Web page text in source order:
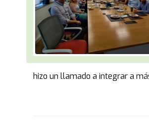
hizo un llamado a integrar a